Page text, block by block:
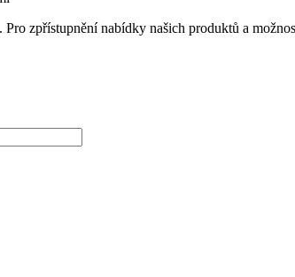
zpřístupnění nabídky našich produktů a